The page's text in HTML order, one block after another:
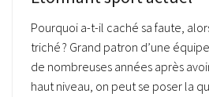
Pourquoi a-t-il caché sa faute,
triché ? Grand patron d’une
de nombreuses années après
haut niveau, on peut se poser la